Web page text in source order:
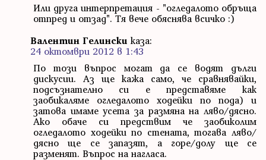
Или друга интерпретация - "огледалото обръща
отпред и отзад". Тя вече обяснява всичко :)
Валентин Гелински каза:
24 октомври 2012 в 1:43
По този въпрос могат да се водят дълги
дискусии. Аз ще кажа само, че сравнявайки,
подсъзнателно си е представяме как
заобикаляме огледалото ходейки по пода) и
затова имаме усета за размяна на ляво/дясно.
Ако обаче си предствим че заобиколим
огледалото ходейки по стената, тогава ляво/
дясно ще се запазят, а горе/долу ще се
разменят. Въпрос на нагласа.